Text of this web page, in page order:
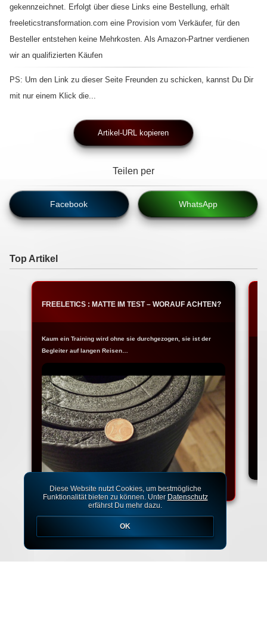
gekennzeichnet. Erfolgt über diese Links eine Bestellung, erhält
freeleticstransformation.com eine Provision vom Verkäufer, für den
Besteller entstehen keine Mehrkosten. Als Amazon-Partner verdienen
wir an qualifizierten Käufen
PS: Um den Link zu dieser Seite Freunden zu schicken, kannst Du Dir
mit nur einem Klick die...
Artikel-URL kopieren
Teilen per
Facebook WhatsApp
Top Artikel
FREELETICS : MATTE IM TEST – WORAUF ACHTEN?
Kaum ein Training wird ohne sie durchgezogen, sie ist der
Begleiter auf langen Reisen…
Diese Website nutzt Cookies, um bestmögliche
Funktionalität bieten zu können. Unter Datenschutz
erfährst Du mehr dazu.
OK